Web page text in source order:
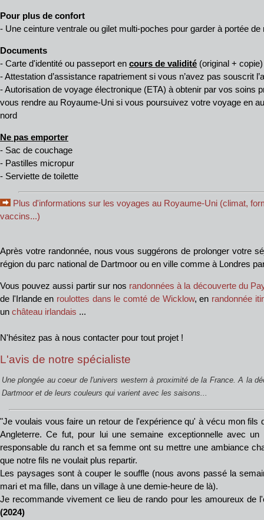
Pour plus de confort
- Une ceinture ventrale ou gilet multi-poches pour garder à portée
Documents
- Carte d'identité ou passeport en cours de validité (original + copie)
- Attestation d’assistance rapatriement si vous n’avez pas souscrit
- Autorisation de voyage électronique (ETA) à obtenir par vos soins
vous rendre au Royaume-Uni si vous poursuivez votre voyage en
nord
Ne pas emporter
- Sac de couchage
- Pastilles micropur
- Serviette de toilette
Plus d'informations sur les voyages au Royaume-Uni (climat,
vaccins...)
Après votre randonnée, nous vous suggérons de prolonger votre
région du parc national de Dartmoor ou en ville comme à Londres
Vous pouvez aussi partir sur nos randonnées à la découverte du
de l'Irlande en roulottes dans le comté de Wicklow, en randonnée
un château irlandais ...
N'hésitez pas à nous contacter pour tout projet !
L'avis de notre spécialiste
Une plongée au coeur de l'univers western à proximité de la France. A la
Dartmoor et de leurs couleurs qui varient avec les saisons...
"Je voulais vous faire un retour de l'expérience qu' à vécu mon fils
Angleterre. Ce fut, pour lui une semaine exceptionnelle avec un
responsable du ranch et sa femme ont su mettre une ambiance
que notre fils ne voulait plus repartir.
Les paysages sont à couper le souffle (nous avons passé la
mari et ma fille, dans un village à une demie-heure de là).
Je recommande vivement ce lieu de rando pour les amoureux de
(2024)